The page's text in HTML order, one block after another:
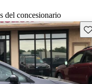
del concesionario